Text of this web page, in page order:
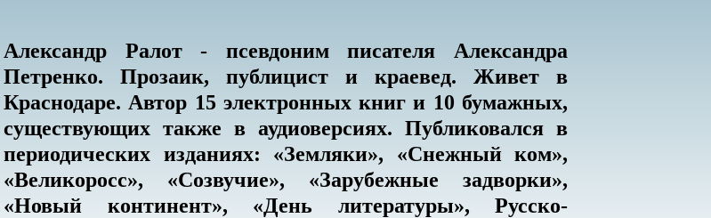
Александр Ралот - псевдоним писателя Александра
Петренко. Прозаик, публицист и краевед. Живет в
Краснодаре. Автор 15 электронных книг и 10 бумажных,
существующих также в аудиоверсиях. Публиковался в
периодических изданиях: «Земляки», «Снежный ком»,
«Великоросс», «Созвучие», «Зарубежные задворки»,
«Новый континент», «День литературы», Русско-